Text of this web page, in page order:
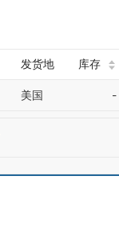
发货地 库存
美国 -